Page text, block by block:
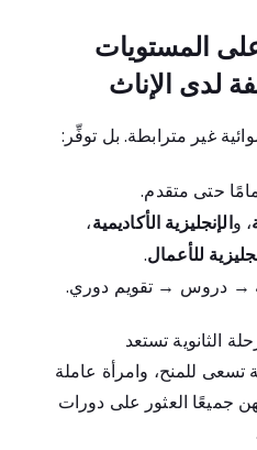
المستويات
لدى الإناث
حتى متقدم.
، والإنجليزية الأكاديمية،
للأعمال.
→ دروس → تقويم دوري.
الثانوية تستعد
تسعى للمنح، وامرأة عاملة
جميعًا العثور على دورات